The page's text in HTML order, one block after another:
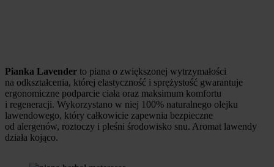
Pianka Lavender to piana o zwiększonej wytrzymałości
na odkształcenia, której elastyczność i sprężystość gwarantuje
ergonomiczne podparcie ciała oraz maksimum komfortu
i regeneracji. Wykorzystano w niej 100% naturalnego olejku
lawendowego, który całkowicie zapewnia bezpieczne
od alergenów, roztoczy i pleśni środowisko snu. Aromat lawendy
działa kojąco.